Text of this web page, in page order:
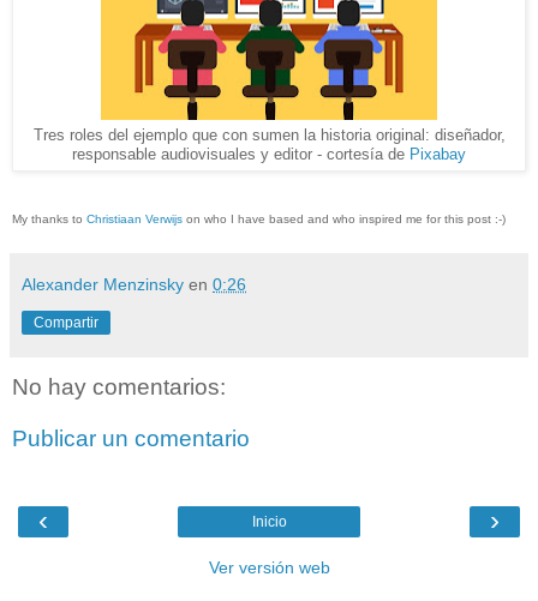
Tres roles del ejemplo que con sumen la historia original: diseñador,
responsable audiovisuales y editor - cortesía de Pixabay
My thanks to Christiaan Verwijs on who I have based and who inspired me for this post :-)
Alexander Menzinsky en 0:26
Compartir
No hay comentarios:
Publicar un comentario
‹ ›
Inicio
Ver versión web